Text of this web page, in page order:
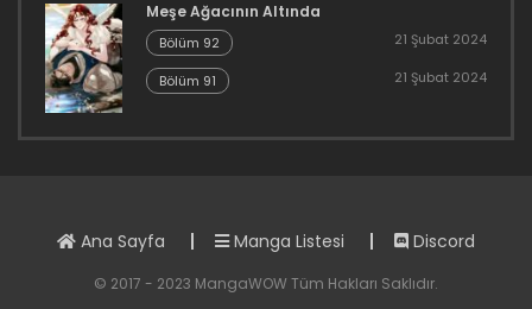
Bölüm 238
1 Mayıs 2024
Bölüm 237
Bölüm 236
Meşe Ağacının Altında
Bölüm 92 21 Şubat 2024
Bölüm 91 21 Şubat 2024
Ana Sayfa Manga Listesi Discord
© 2017 - 2023 MangaWOW Tüm Hakları Saklıdır.